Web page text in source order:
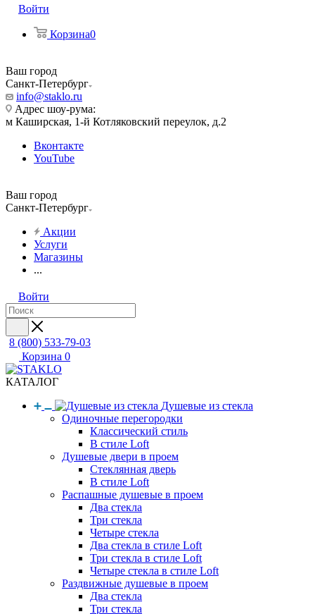
Войти
Корзина0
Ваш город
Санкт-Петербург
info@staklo.ru
Адрес шоу-рума:
м Каширская, 1-й Котляковский переулок, д.2
Вконтакте
YouTube
Ваш город
Санкт-Петербург
Акции
Услуги
Магазины
...
Войти
8 (800) 533-79-03
Корзина 0
КАТАЛОГ
Душевые из стекла
Одиночные перегородки
Классический стиль
В стиле Loft
Душевые двери в проем
Стеклянная дверь
В стиле Loft
Распашные душевые в проем
Два стекла
Три стекла
Четыре стекла
Два стекла в стиле Loft
Три стекла в стиле Loft
Четыре стекла в стиле Loft
Раздвижные душевые в проем
Два стекла
Три стекла